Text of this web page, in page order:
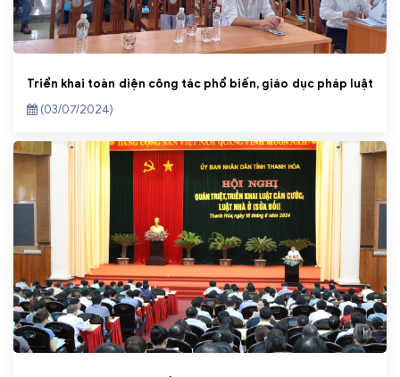
Triển khai toàn diện công tác phổ biến, giáo dục pháp luật
(03/07/2024)